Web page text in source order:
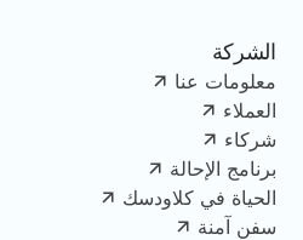
الشركة
معلومات عنا
العملاء
شركاء
برنامج الإحالة
الحياة في كلاودسك
سفن آمنة